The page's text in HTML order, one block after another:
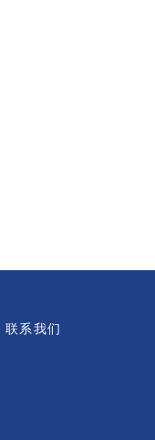
联系我们